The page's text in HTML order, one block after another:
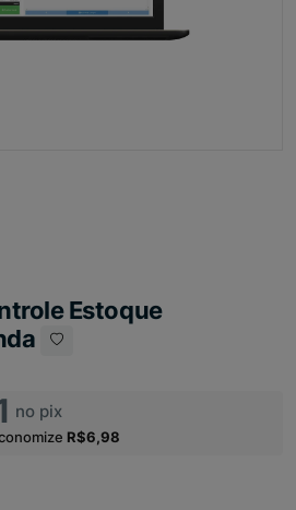
Estoque
no pix
R$6,98